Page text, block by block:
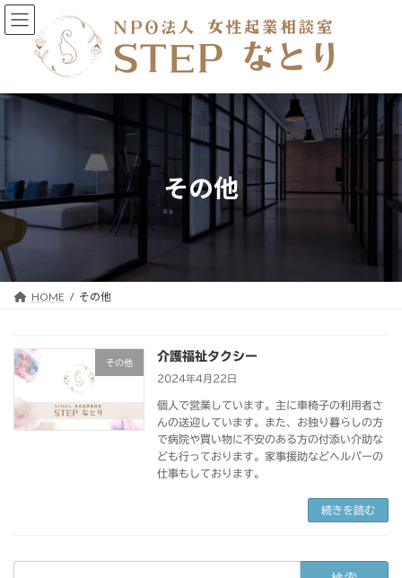
コ
ン
へ
キ
ナ
ビ
ョ
に
その他
HOME その他
その他 介護福祉タクシー
2024年4月22日
個人で営業しています。主に車椅子の利用者さ
んの送迎しています。また、お独り暮らしの方
で病院や買い物に不安のある方の付添い介助な
ども行っております。家事援助などヘルパーの
仕事もしております。
続きを読む